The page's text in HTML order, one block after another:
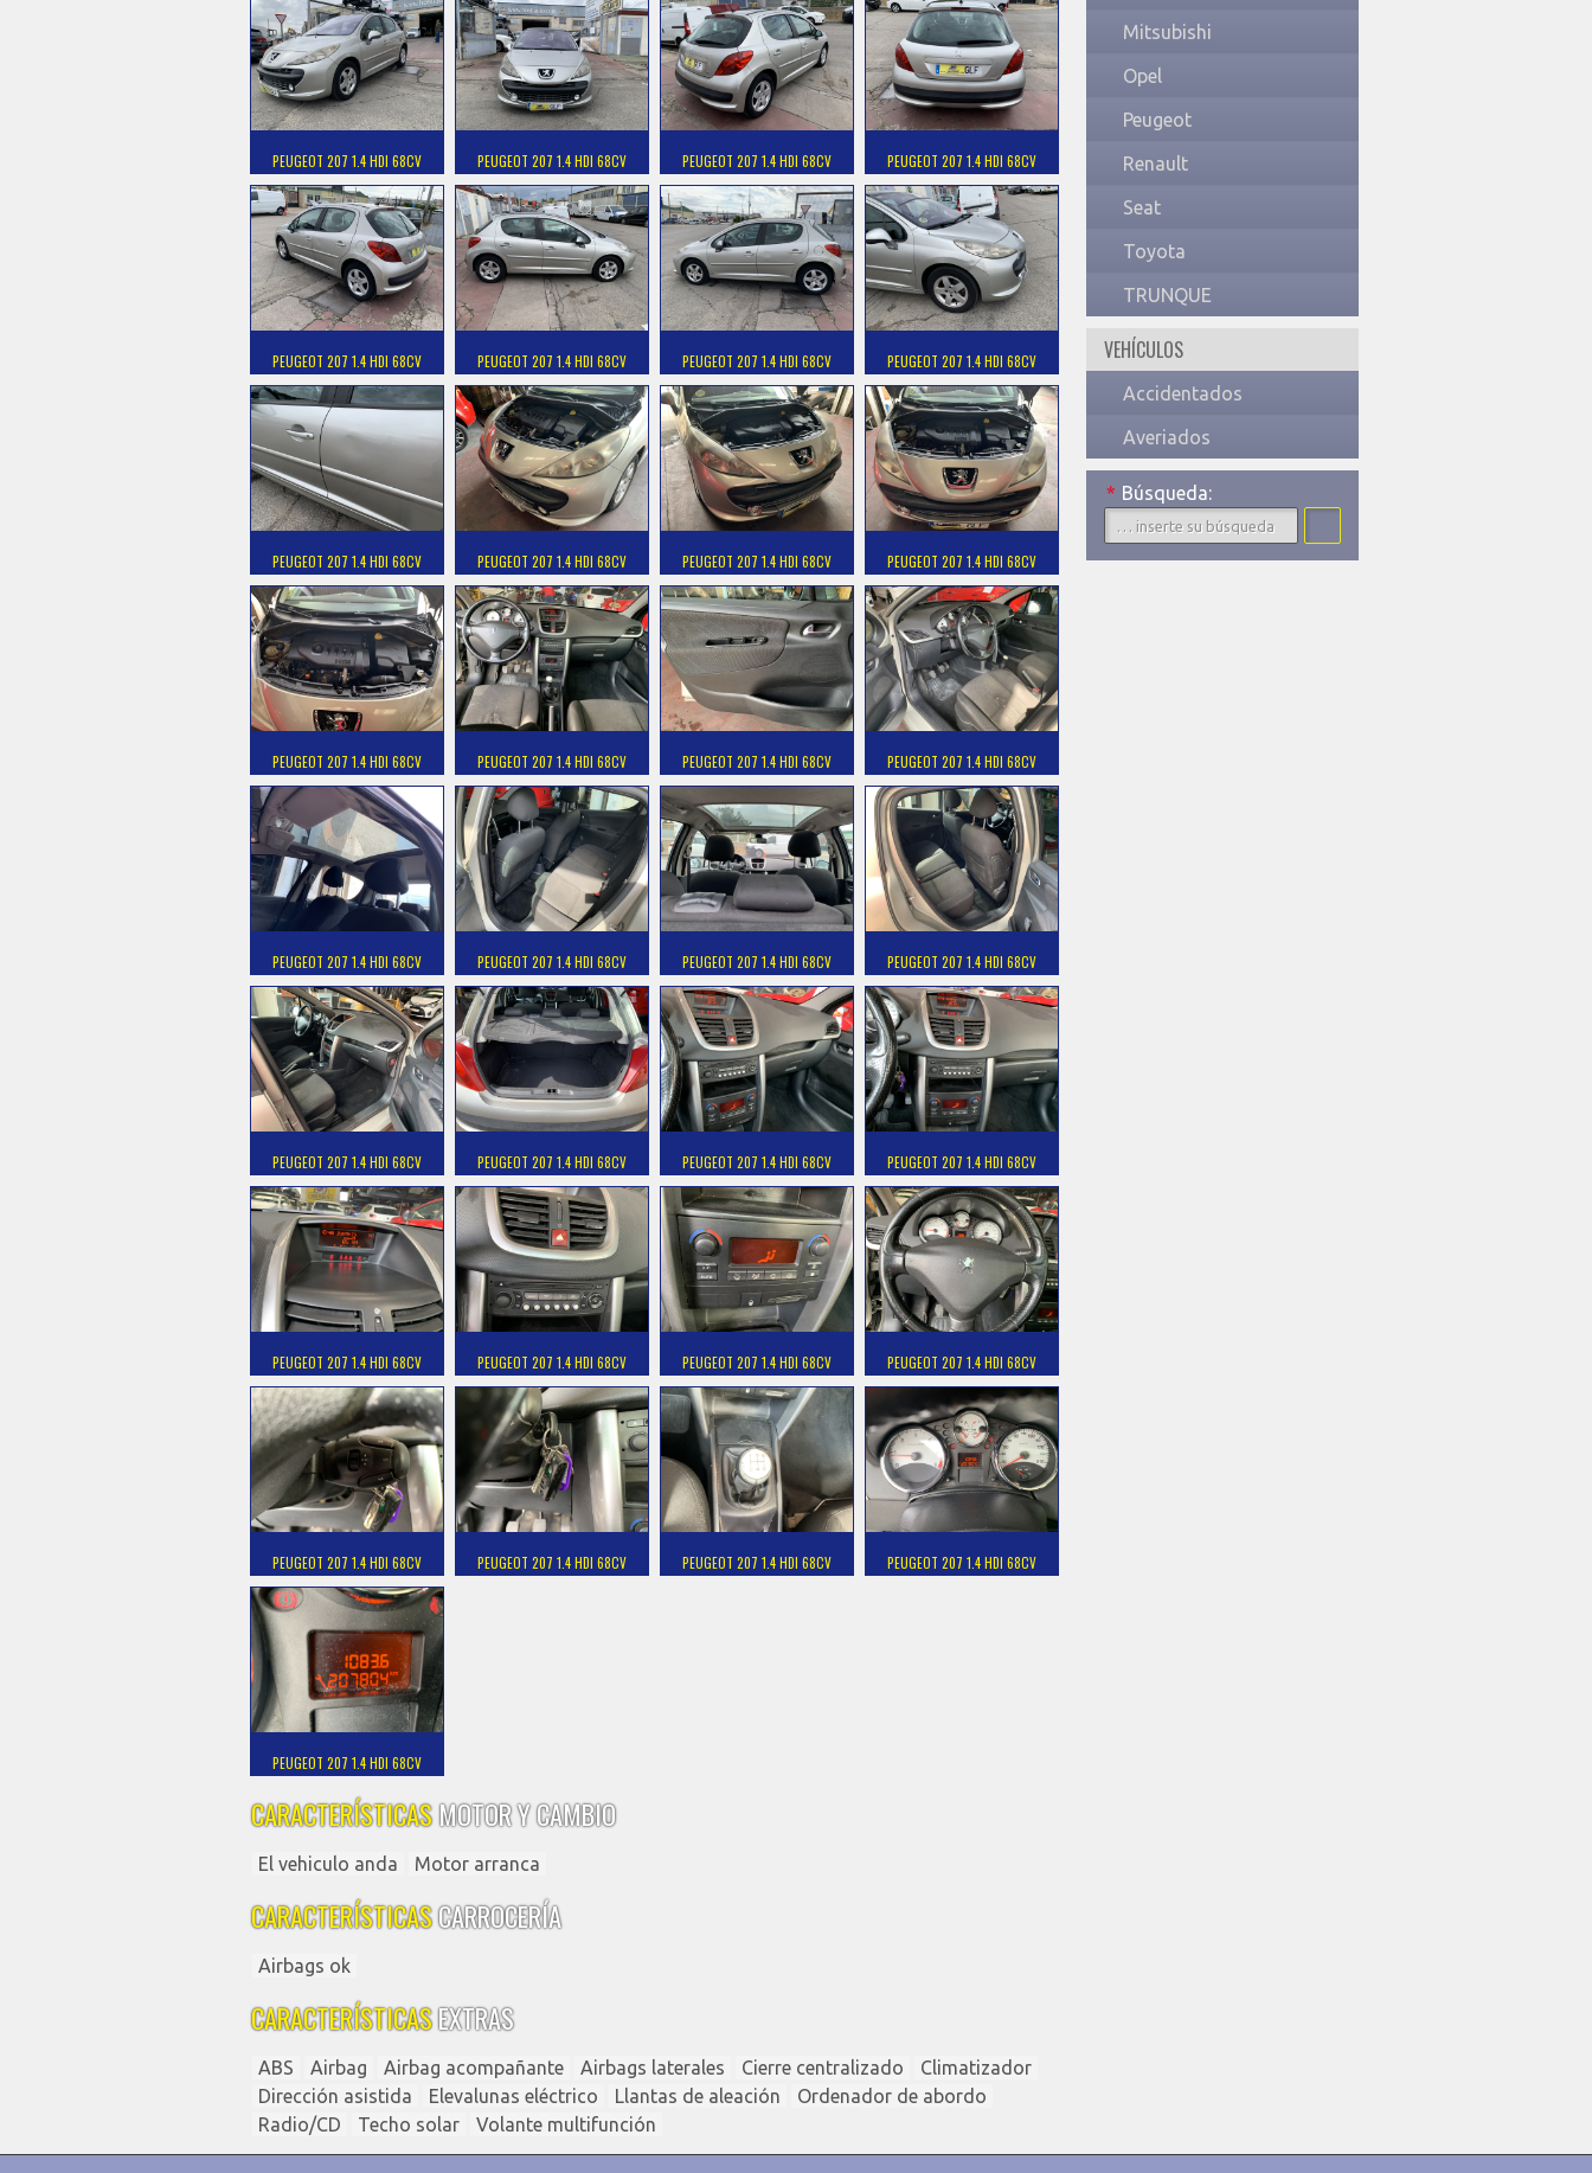
Mitsubishi
Opel
Peugeot
Renault
Seat
Toyota
TRUNQUE
VEHÍCULOS
Accidentados
Averiados
Búsqueda:
*
PEUGEOT 207 1.4 HDI 68CV PEUGEOT 207 1.4 HDI 68CV PEUGEOT 207 1.4 HDI 68CV PEUGEOT 207 1.4 HDI 68CV
PEUGEOT 207 1.4 HDI 68CV PEUGEOT 207 1.4 HDI 68CV PEUGEOT 207 1.4 HDI 68CV PEUGEOT 207 1.4 HDI 68CV
PEUGEOT 207 1.4 HDI 68CV PEUGEOT 207 1.4 HDI 68CV PEUGEOT 207 1.4 HDI 68CV PEUGEOT 207 1.4 HDI 68CV
PEUGEOT 207 1.4 HDI 68CV PEUGEOT 207 1.4 HDI 68CV PEUGEOT 207 1.4 HDI 68CV PEUGEOT 207 1.4 HDI 68CV
PEUGEOT 207 1.4 HDI 68CV PEUGEOT 207 1.4 HDI 68CV PEUGEOT 207 1.4 HDI 68CV PEUGEOT 207 1.4 HDI 68CV
PEUGEOT 207 1.4 HDI 68CV PEUGEOT 207 1.4 HDI 68CV PEUGEOT 207 1.4 HDI 68CV PEUGEOT 207 1.4 HDI 68CV
PEUGEOT 207 1.4 HDI 68CV PEUGEOT 207 1.4 HDI 68CV PEUGEOT 207 1.4 HDI 68CV PEUGEOT 207 1.4 HDI 68CV
PEUGEOT 207 1.4 HDI 68CV PEUGEOT 207 1.4 HDI 68CV PEUGEOT 207 1.4 HDI 68CV PEUGEOT 207 1.4 HDI 68CV
PEUGEOT 207 1.4 HDI 68CV
CARACTERÍSTICASMOTOR Y CAMBIO
El vehiculo anda Motor arranca
CARACTERÍSTICASCARROCERÍA
Airbags ok
CARACTERÍSTICASEXTRAS
ABS Airbag Airbag acompañante Airbags laterales Cierre centralizado
Climatizador
Dirección asistida
Elevalunas eléctrico Llantas de aleación
Ordenador de abordo
Radio/CD
Techo solar Volante multifunción